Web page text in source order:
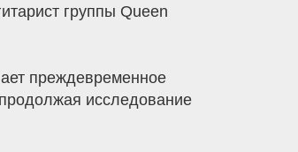
группы Queen
преждевременное
исследование